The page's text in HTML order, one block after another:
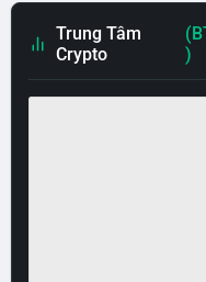
Trung Tâm
Crypto
)